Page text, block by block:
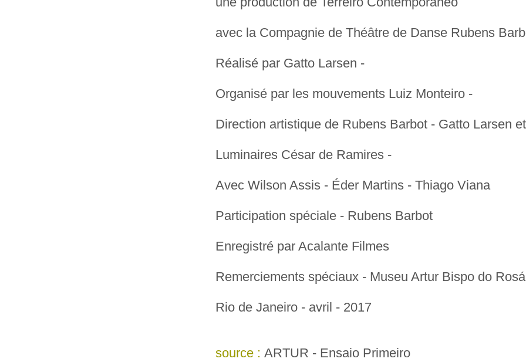
avec la Compagnie de Théâtre de Danse Rubens
Réalisé par Gatto Larsen -
Organisé par les mouvements Luiz Monteiro -
Direction artistique de Rubens Barbot - Gatto Larsen
Luminaires César de Ramires -
Avec Wilson Assis - Éder Martins - Thiago Viana
Participation spéciale - Rubens Barbot
Enregistré par Acalante Filmes
Remerciements spéciaux - Museu Artur Bispo do
Rio de Janeiro - avril - 2017
source :ARTUR - Ensaio Primeiro